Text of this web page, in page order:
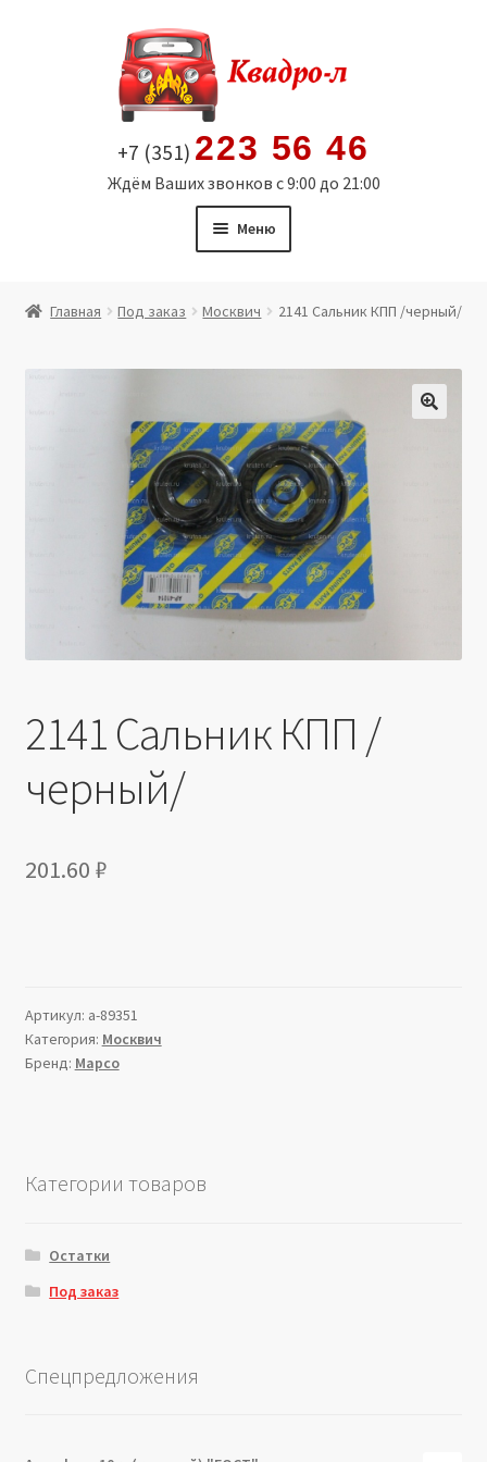
содержимому
+7 (351) 223 56 46
Ждём Ваших звонков с 9:00 до 21:00
Меню
Политика в отношении обработки персональных
Производители
Юридические данные
Главная Под заказ Москвич 2141 Сальник КПП /черный/
2141 Сальник КПП /
черный/
201.60 ₽
Артикул: a-89351
Категория: Москвич
Бренд: Mapco
Категории товаров
Остатки
Под заказ
Спецпредложения